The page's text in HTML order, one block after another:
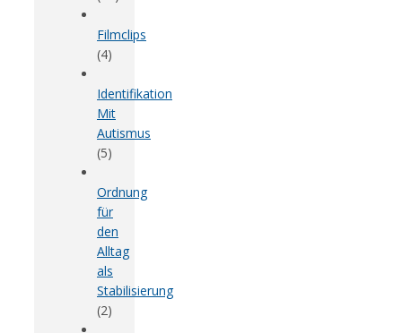
Filmclips
(4)
Identifikation
Mit
Autismus
(5)
Ordnung
für
den
Alltag
als
Stabilisierung
(2)